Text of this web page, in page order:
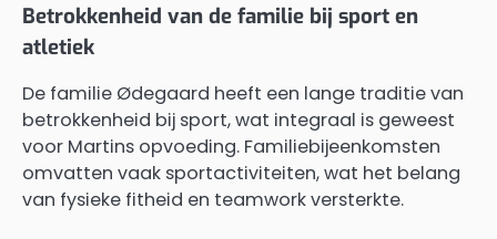
Betrokkenheid van de familie bij sport en
atletiek
De familie Ødegaard heeft een lange traditie van
betrokkenheid bij sport, wat integraal is geweest
voor Martins opvoeding. Familiebijeenkomsten
omvatten vaak sportactiviteiten, wat het belang
van fysieke fitheid en teamwork versterkte.